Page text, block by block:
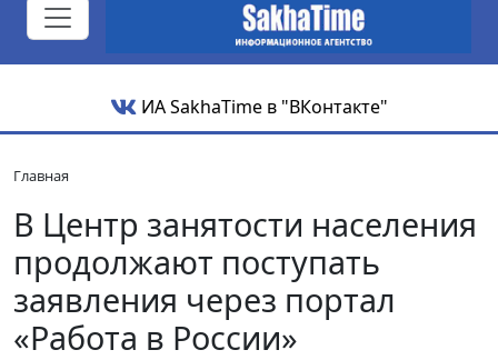
ИА SakhaTime в "ВКонтакте"
Главная
В Центр занятости населения
продолжают поступать
заявления через портал
«Работа в России»